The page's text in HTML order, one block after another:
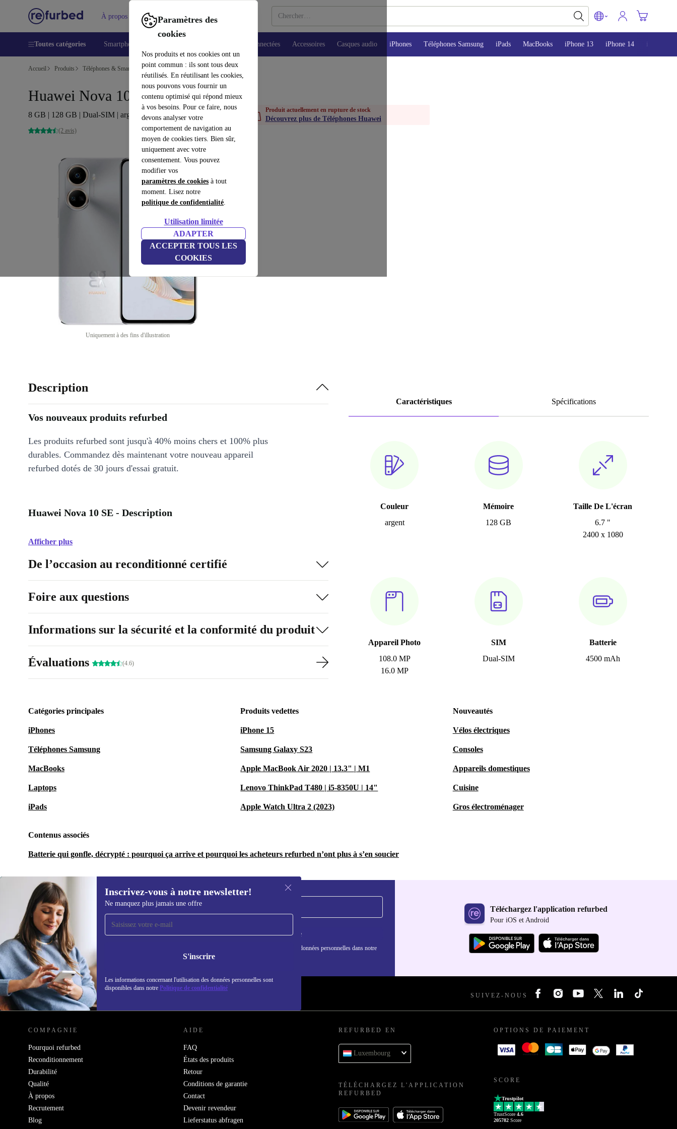
Paramètres des
cookies
Nos produits et nos cookies ont un
point commun : ils sont tous deux
réutilisés. En réutilisant les cookies,
nous pouvons vous fournir un
contenu optimisé qui répond mieux
à vos besoins. Pour ce faire, nous
devons analyser votre
comportement de navigation au
moyen de cookies tiers. Bien sûr,
uniquement avec votre
consentement. Vous pouvez
modifier vos
paramètres de cookies à tout
moment. Lisez notre
politique de confidentialité.
Utilisation limitée
ADAPTER
ACCEPTER TOUS LES
COOKIES
À propos Aide
Toutes catégories Smartphones Montres connectées Accessoires Casques audio iPhones Téléphones Samsung iPads MacBooks iPhone 13 iPhone 14 iPhone 15
Accueil Produits Téléphones & Smartphones Téléphones Huawei
Huawei Nova 10 SE
8 GB | 128 GB | Dual-SIM | argent
(2 avis)
Uniquement à des fins d'illustration
Produit actuellement en rupture de stock
Découvrez plus de Téléphones Huawei
Caractéristiques Spécifications
Couleur
argent
Mémoire
128 GB
Taille De L'écran
6.7 "
2400 x 1080
Appareil Photo
108.0 MP
16.0 MP
SIM
Dual-SIM
Batterie
4500 mAh
Description
Vos nouveaux produits refurbed
Les produits refurbed sont jusqu'à 40% moins chers et 100% plus
durables. Commandez dès maintenant votre nouveau appareil
refurbed dotés de 30 jours d'essai gratuit.
Huawei Nova 10 SE - Description
Afficher plus
De l’occasion au reconditionné certifié
Foire aux questions
Informations sur la sécurité et la conformité du produit
Évaluations (4.6)
Catégories principales
iPhones
Téléphones Samsung
MacBooks
Laptops
iPads
Produits vedettes
iPhone 15
Samsung Galaxy S23
Apple MacBook Air 2020 | 13.3" | M1
Lenovo ThinkPad T480 | i5-8350U | 14"
Apple Watch Ultra 2 (2023)
Nouveautés
Vélos électriques
Consoles
Appareils domestiques
Cuisine
Gros électroménager
Contenus associés
Batterie qui gonfle, décrypté : pourquoi ça arrive et pourquoi les acheteurs refurbed n’ont plus à s’en soucier
Inscrivez-vous à notre newsletter!
Ne manquez plus jamais une offre
S'inscrire
Les informations concernant l'utilisation des données personnelles sont
disponibles dans notre Politique de confidentialité
Recevoir offres et infos de
refurbed par mail
Ne manquez plus aucune offre.
S'inscrire
Retrouvez les informations sur l'utilisation des données personnelles dans notre
politique de confidentialité
Téléchargez l'application refurbed
Pour iOS et Android
REFURBED LUXEMBOURG - RETHINK NEW. SUIVEZ-NOUS
COMPAGNIE
Pourquoi refurbed
Reconditionnement
Durabilité
Qualité
À propos
Recrutement
Blog
AIDE
FAQ
États des produits
Retour
Conditions de garantie
Contact
Devenir revendeur
Lieferstatus abfragen
REFURBED EN
Luxembourg
TÉLÉCHARGEZ L'APPLICATION
REFURBED
OPTIONS DE PAIEMENT
SCORE
Trustpilot
TrustScore 4.6
205782 Score